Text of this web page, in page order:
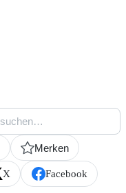
Merken
X Facebook